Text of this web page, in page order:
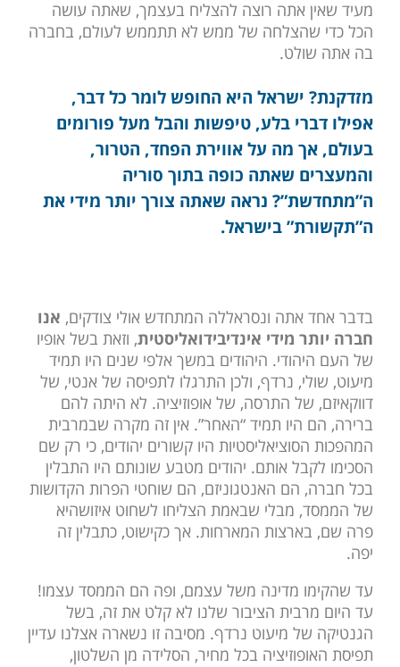
מעיד שאין אתה רוצה להצליח בעצמך, שאתה עושה
הכל כדי שהצלחה של ממש לא תתממש לעולם, בחברה
בה אתה שולט.
מזדקנת? ישראל היא החופש לומר כל דבר,
אפילו דברי בלע, טיפשות והבל מעל פורומים
בעולם, אך מה על אווירת הפחד, הטרור,
והמעצרים שאתה כופה בתוך סוריה
ה”מתחדשת”? נראה שאתה צורך יותר מידי את
ה”תקשורת” בישראל.
בדבר אחד אתה ונסראללה המתחדש אולי צודקים, אנו
חברה יותר מידי אינדיבידואליסטית, וזאת בשל אופיו
של העם היהודי. היהודים במשך אלפי שנים היו תמיד
מיעוט, שולי, נרדף, ולכן התרגלו לתפיסה של אנטי, של
דווקאיזם, של התרסה, של אופוזיציה. לא היתה להם
ברירה, הם היו תמיד “האחר”. אין זה מקרה שבמרבית
המהפכות הסוציאליסטיות היו קשורים יהודים, כי רק שם
הסכימו לקבל אותם. יהודים מטבע שונותם היו התבלין
בכל חברה, הם האנטגוניזם, הם שוחטי הפרות הקדושות
של הממסד, מבלי שבאמת הצליחו לשחוט איזושהיא
פרה שם, בארצות המארחות. אך כקישוט, כתבלין זה
יפה.
עד שהקימו מדינה משל עצמם, ופה הם הממסד עצמו!
עד היום מרבית הציבור שלנו לא קלט את זה, בשל
הגנטיקה של מיעוט נרדף. מסיבה זו נשארה אצלנו עדיין
תפיסת האופוזיציה בכל מחיר, הסלידה מן השלטון,